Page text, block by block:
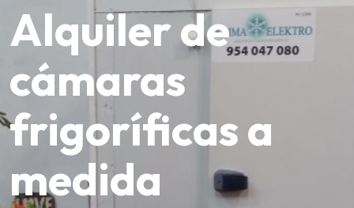
Alquiler de
cámaras
frigoríficas a
medida